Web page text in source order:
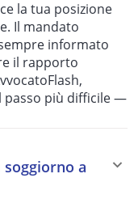
la tua posizione
Il mandato
informato
il rapporto
più difficile —
a